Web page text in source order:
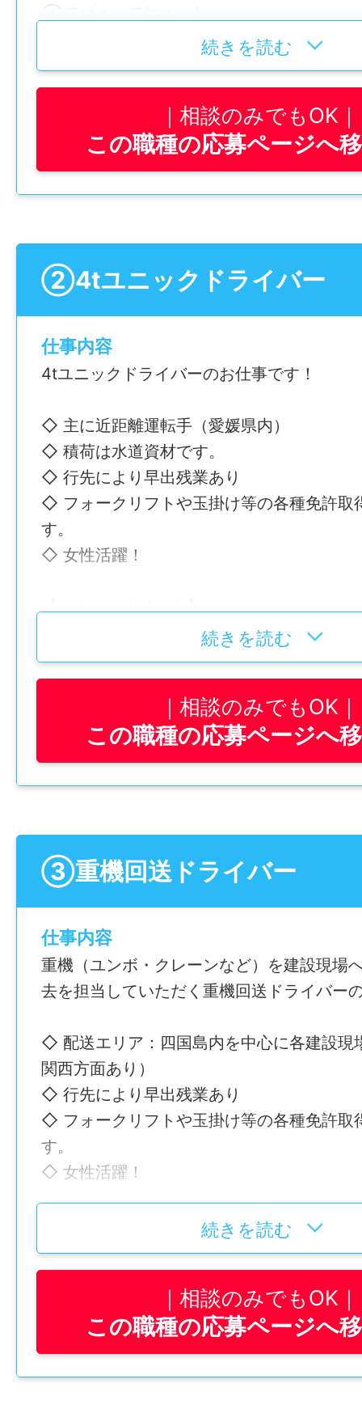
①手積み・手卸ろし無し！
➡︎体への負担も少ないから長く働ける◎ト
みは基本的に機械で行います！重いものを
とは無いので腰への負担も少ないです。
②点数制で賞与も決まる！
➡︎評価制度もバッチリ！所定時間外を超過
ポイント加算！ポイントに応じて給与・賞
③幅広い年齢層が活躍中！
➡︎平均年齢は41歳！若手からミドル世代ま
仕事内容変更の可能性：なし
〒791-0212 愛媛県東温市田窪1906-1〈東
勤務地変更の可能性：なし
給与
月給 230,000円〜※別途手当支給
〈年収モデル〉
経験：5年
②大型ドライバー
年2回
年間休日
雇用形態
正社員
経験
不問
〜59歳(定年制度を上限とするため)
免許・資格
続きを読む
相談のみでもOK
この職種の応募ページへ
②4tユニックドライバー
仕事内容
4tユニックドライバーのお仕事です！
◇ 主に近距離運転手（愛媛県内）
◇ 積荷は水道資材です。
◇ 行先により早出残業あり
◇ フォークリフトや玉掛け等の各種免許取
す。
◇ 女性活躍！
【オススメポイント】
①手積み・手卸ろし無し！
➡︎体への負担も少ないから長く働ける◎ト
みは基本的に機械で行います！重いものを
とは無いので腰への負担も少ないです。
②点数制で賞与も決まる！
➡︎評価制度もバッチリ！所定時間外を超過
す。仕事を頑張った人にも追加ポイント！
③幅広い年齢層が活躍中！
います！
仕事内容変更の可能性：なし
〒791-0212 愛媛県東温市田窪1906-1〈東
勤務地変更の可能性：なし
給与
月給 264,890円〜※給与モデル参照
給与モデル
基本給：195,490円〜
固定残業代:69,400円※46時間分
＝264,890円～
※別途手当支給（通勤手当・無事故手当な
続きを読む
相談のみでもOK
この職種の応募ページへ
③重機回送ドライバー
仕事内容
重機（ユンボ・クレーンなど）を建設現場
去を担当していただく重機回送ドライバー
◇ 配送エリア：四国島内を中心に各建設現
関西方面あり）
◇ 行先により早出残業あり
◇ フォークリフトや玉掛け等の各種免許取
す。
◇ 女性活躍！
【オススメポイント】
①手積み・手卸ろし無し！
➡︎体への負担も少ないから長く働ける◎ト
みは基本的に機械で行います！重いものを
とは無いので腰への負担も少ないです。
②点数制で賞与も決まる！
続きを読む
相談のみでもOK
この職種の応募ページへ